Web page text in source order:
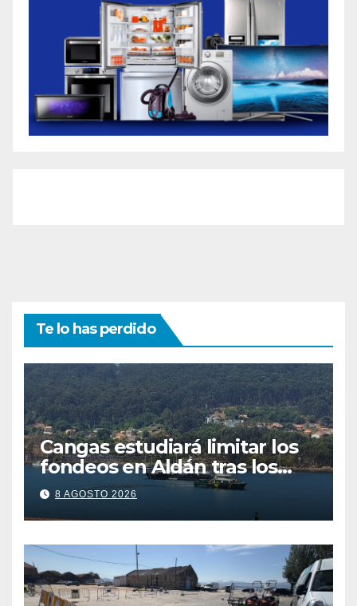
Te lo has perdido
Cangas estudiará limitar los
fondeos en Aldán tras los
últimos episodios de
contaminación en O Con
8 AGOSTO 2026